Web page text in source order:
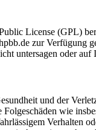
License (GPL)
zur
untersagen oder
und der
wie
Verhalten